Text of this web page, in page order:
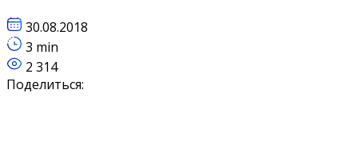
30.08.2018
3 min
2 314
Поделиться: